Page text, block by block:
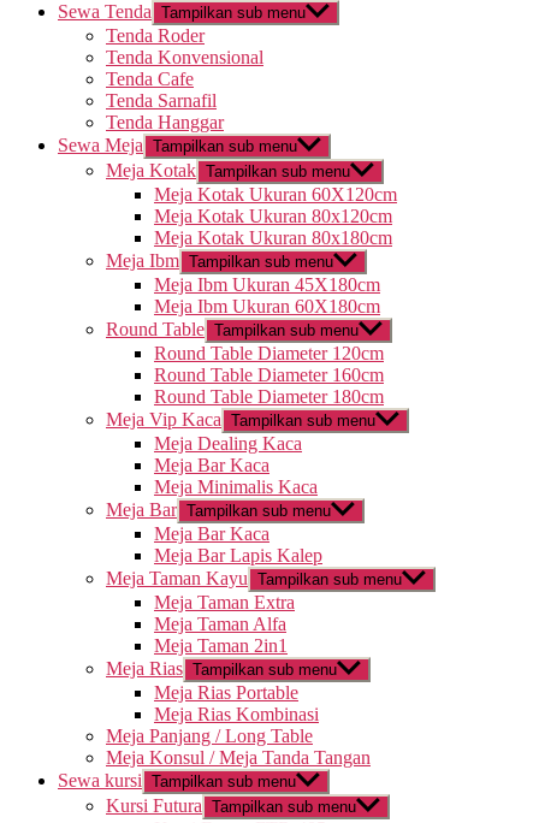
Sewa Tenda Tampilkan sub menu
Tenda Roder
Tenda Konvensional
Tenda Cafe
Tenda Sarnafil
Tenda Hanggar
Sewa Meja Tampilkan sub menu
Meja Kotak Tampilkan sub menu
Meja Kotak Ukuran 60X120cm
Meja Kotak Ukuran 80x120cm
Meja Kotak Ukuran 80x180cm
Meja Ibm Tampilkan sub menu
Meja Ibm Ukuran 45X180cm
Meja Ibm Ukuran 60X180cm
Round Table Tampilkan sub menu
Round Table Diameter 120cm
Round Table Diameter 160cm
Round Table Diameter 180cm
Meja Vip Kaca Tampilkan sub menu
Meja Dealing Kaca
Meja Bar Kaca
Meja Minimalis Kaca
Meja Bar Tampilkan sub menu
Meja Bar Kaca
Meja Bar Lapis Kalep
Meja Taman Kayu Tampilkan sub menu
Meja Taman Extra
Meja Taman Alfa
Meja Taman 2in1
Meja Rias Tampilkan sub menu
Meja Rias Portable
Meja Rias Kombinasi
Meja Panjang / Long Table
Meja Konsul / Meja Tanda Tangan
Sewa kursi Tampilkan sub menu
Kursi Futura Tampilkan sub menu